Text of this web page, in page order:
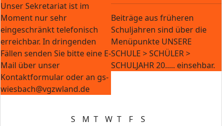
Unser Sekretariat ist im
Moment nur sehr
eingeschränkt telefonisch
erreichbar. In dringenden
Fällen senden Sie bitte eine E-
Mail über unser
Kontaktformular oder an gs-
wiesbach@vgzwland.de
Beiträge aus früheren
Schuljahren sind über die
Menüpunkte UNSERE
SCHULE > SCHÜLER >
SCHULJAHR 20..... einsehbar.
S M T W T F
S